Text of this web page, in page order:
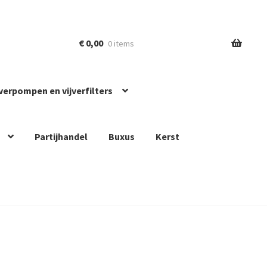
€ 0,00 0 items
en vijverfilters
Partijhandel Buxus Kerst